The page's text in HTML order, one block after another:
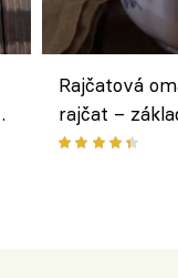
Rajčatová
rajčat –